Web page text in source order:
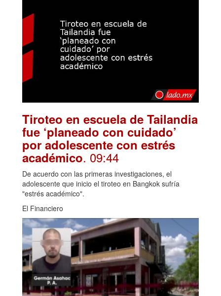
Tiroteo en escuela de Tailandia
fue ‘planeado con cuidado’
por adolescente con estrés
académico. 09:44
De acuerdo con las primeras investigaciones, el
adolescente que inicio el tiroteo en Bangkok sufría
"estrés académico".
El Financiero